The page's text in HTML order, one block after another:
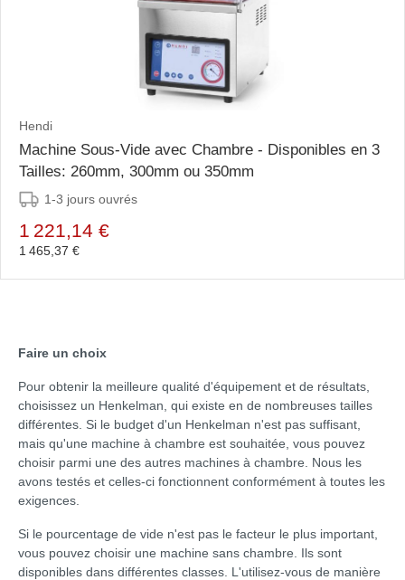
Hendi
Machine Sous-Vide avec Chambre - Disponibles en 3
Tailles: 260mm, 300mm ou 350mm
1-3 jours ouvrés
1 221,14 €
1 465,37 €
Faire un choix
Pour obtenir la meilleure qualité d'équipement et de résultats,
choisissez un Henkelman, qui existe en de nombreuses tailles
différentes. Si le budget d'un Henkelman n'est pas suffisant,
mais qu'une machine à chambre est souhaitée, vous pouvez
choisir parmi une des autres machines à chambre. Nous les
avons testés et celles-ci fonctionnent conformément à toutes les
exigences.
Si le pourcentage de vide n'est pas le facteur le plus important,
vous pouvez choisir une machine sans chambre. Ils sont
disponibles dans différentes classes. L'utilisez-vous de manière